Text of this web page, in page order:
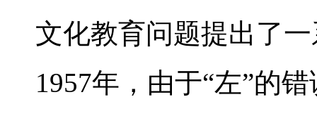
文化教育问题提出了
1957年，由于“左”的